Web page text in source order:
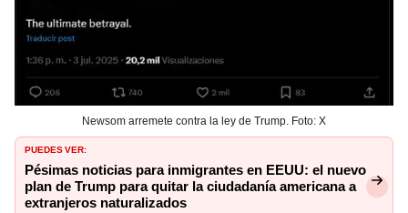
Newsom arremete contra la ley de Trump. Foto: X
PUEDES VER:
Pésimas noticias para inmigrantes en EEUU: el nuevo
plan de Trump para quitar la ciudadanía americana a
extranjeros naturalizados